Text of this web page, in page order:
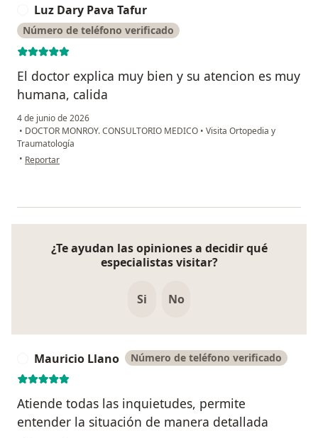
Luz Dary Pava Tafur
Número de teléfono verificado
El doctor explica muy bien y su atencion es muy
humana, calida
4 de junio de 2026
• DOCTOR MONROY. CONSULTORIO MEDICO • Visita Ortopedia y
Traumatología
• en opinión del usuario Luz Dary Pava Tafur
Reportar
¿Te ayudan las opiniones a decidir qué
especialistas visitar?
Si No
Mauricio Llano Número de teléfono verificado
Atiende todas las inquietudes, permite
entender la situación de manera detallada